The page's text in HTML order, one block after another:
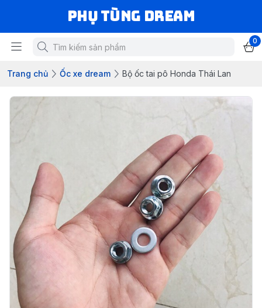
Phụ Tùng Dream
0
Trang chủ Ốc xe dream Bộ ốc tai pô Honda Thái Lan